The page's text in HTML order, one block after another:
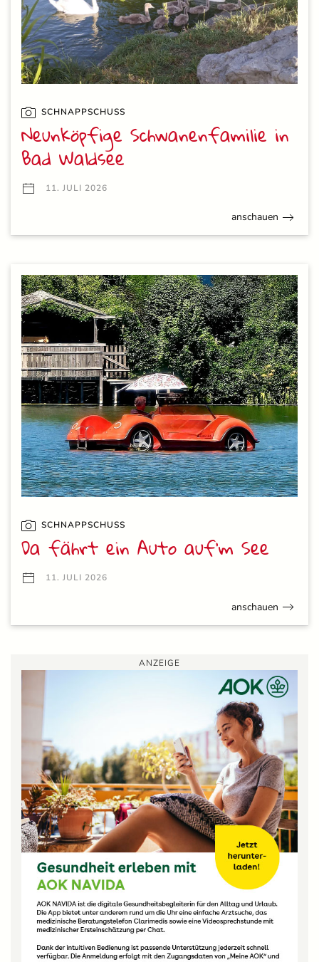
SCHNAPPSCHUSS
Neunköpfige Schwanenfamilie in
Bad Waldsee
11. JULI 2026
anschauen
SCHNAPPSCHUSS
Da fährt ein Auto auf’m See
11. JULI 2026
anschauen
ANZEIGE